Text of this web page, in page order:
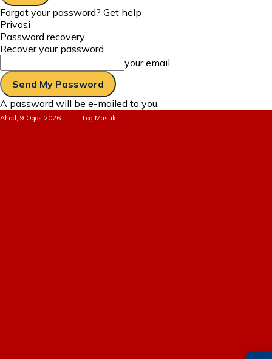
Forgot your password? Get help
Privasi
Password recovery
Recover your password
your email
A password will be e-mailed to you.
Ahad, 9 Ogos 2026 Log Masuk